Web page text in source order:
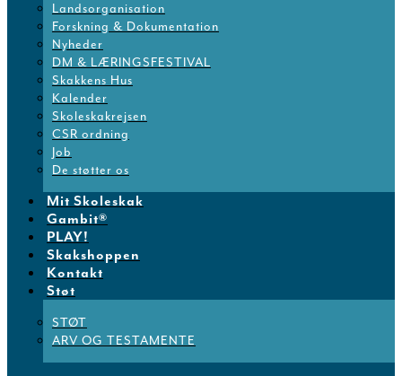
Landsorganisation
Forskning & Dokumentation
Nyheder
DM & LÆRINGSFESTIVAL
Skakkens Hus
Kalender
Skoleskakrejsen
CSR ordning
Job
De støtter os
Mit Skoleskak
Gambit®
PLAY!
Skakshoppen
Kontakt
Støt
STØT
ARV OG TESTAMENTE